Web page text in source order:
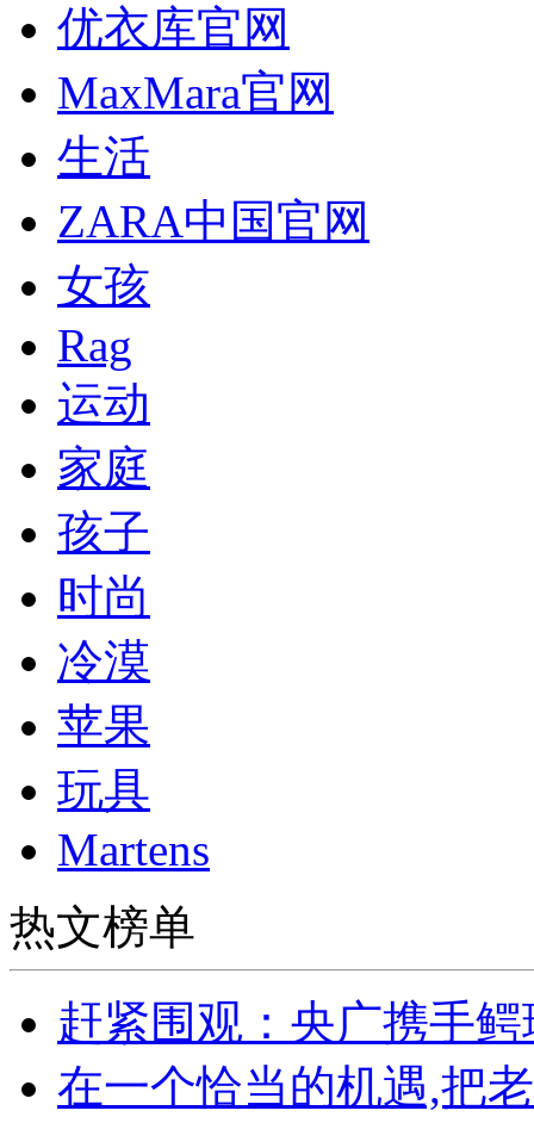
优衣库官网
MaxMara官网
生活
ZARA中国官网
女孩
Rag
运动
家庭
孩子
时尚
冷漠
苹果
玩具
Martens
热文榜单
赶紧围观：央广携手
在一个恰当的机遇,把